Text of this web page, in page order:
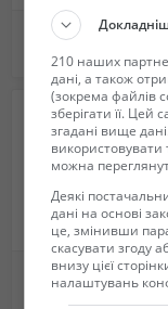
100 $210 наших
дані, а також
(зокрема файлів
зберігати її. Цей
згадані вище
використовувати
можна
Деякі
дані на основі
це, змінивши
скасувати згоду
внизу цієї
налаштувань